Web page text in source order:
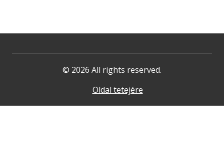
© 2026 All rights reserved.
Oldal tetejére